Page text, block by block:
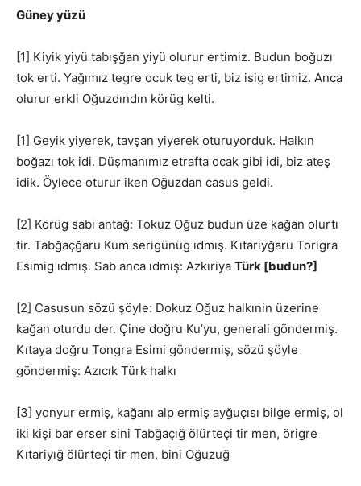
Güney yüzü
[1] Kiyik yiyü tabışğan yiyü olurur ertimiz. Budun boğuzı
tok erti. Yağımız tegre ocuk teg erti, biz isig ertimiz. Anca
olurur erkli Oğuzdındın körüg kelti.
[1] Geyik yiyerek, tavşan yiyerek oturuyorduk. Halkın
boğazı tok idi. Düşmanımız etrafta ocak gibi idi, biz ateş
idik. Öylece oturur iken Oğuzdan casus geldi.
[2] Körüg sabi antağ: Tokuz Oğuz budun üze kağan olurtı
tir. Tabğaçğaru Kum serigünüg ıdmış. Kıtariyğaru Torigra
Esimig ıdmış. Sab anca ıdmış: Azkıriya Türk [budun?]
[2] Casusun sözü şöyle: Dokuz Oğuz halkınin üzerine
kağan oturdu der. Çine doğru Ku’yu, generali göndermiş.
Kıtaya doğru Tongra Esimi göndermiş, sözü şöyle
göndermiş: Azıcık Türk halkı
[3] yonyur ermiş, kağanı alp ermiş ayğuçısı bilge ermiş, ol
iki kişi bar erser sini Tabğaçığ ölürteçi tir men, örigre
Kıtariyığ ölürteçi tir men, bini Oğuzuğ